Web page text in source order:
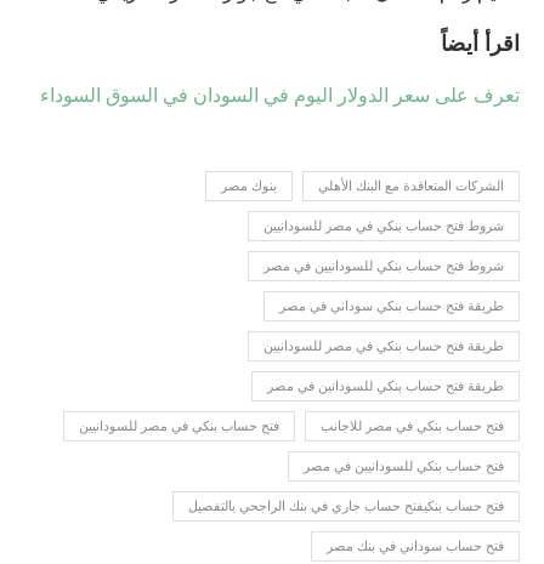
اقرأ أيضاً
تعرف على سعر الدولار اليوم في السودان في السوق السوداء
الشركات المتعاقدة مع البنك الأهلي بنوك مصر
شروط فتح حساب بنكي في مصر للسودانيين
شروط فتح حساب بنكي للسودانيين في مصر
طريقة فتح حساب بنكي سوداني في مصر
طريقة فتح حساب بنكي في مصر للسودانيين
طريقة فتح حساب بنكي للسودانين في مصر
فتح حساب بنكي في مصر للاجانب فتح حساب بنكي في مصر للسودانيين
فتح حساب بنكي للسودانيين في مصر
فتح حساب بنكيفتح حساب جاري في بنك الراجحي بالتفصيل
فتح حساب سوداني في بنك مصر